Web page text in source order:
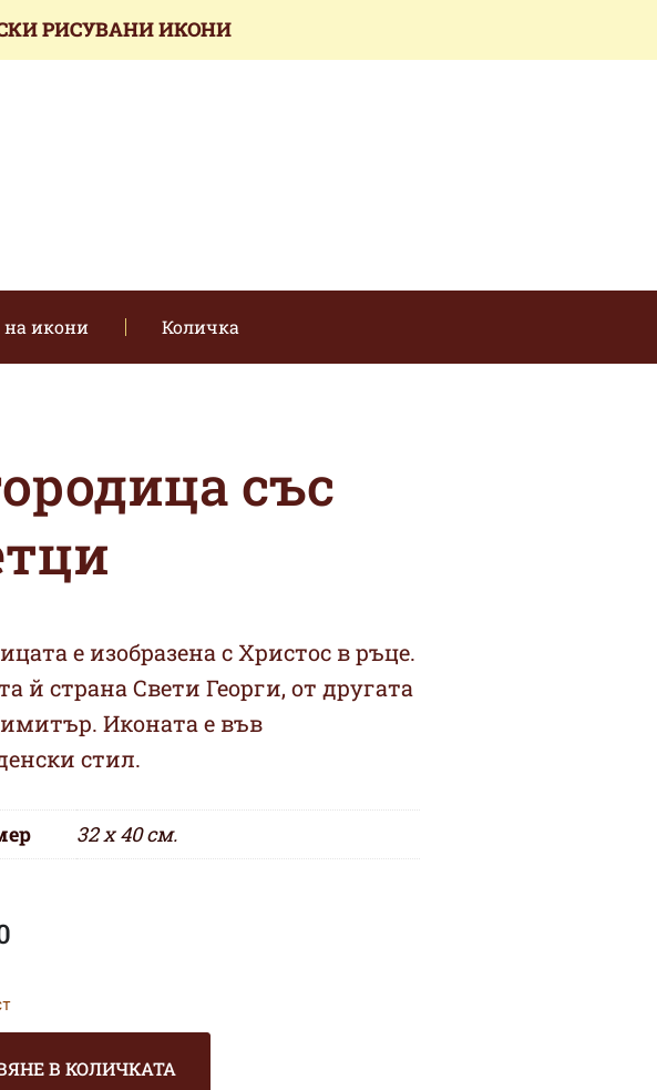
РИСУВАНИ ИКОНИ
на икони Количка
със
е изобразена с Христос в ръце.
й страна Свети Георги, от другата
Иконата е във
стил.
32 х 40 см.
В КОЛИЧКАТА